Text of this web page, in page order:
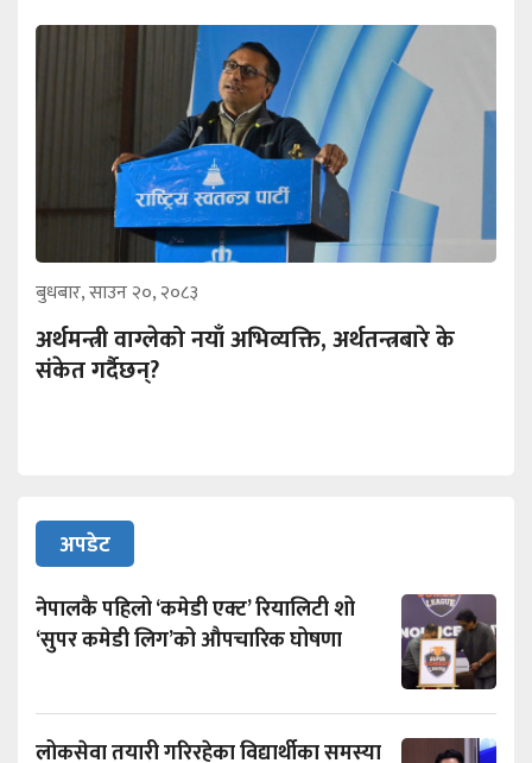
बुधबार, साउन २०, २०८३
अर्थमन्त्री वाग्लेको नयाँ अभिव्यक्ति, अर्थतन्त्रबारे के
संकेत गर्दैछन्?
अपडेट
नेपालकै पहिलो ‘कमेडी एक्ट’ रियालिटी शो
‘सुपर कमेडी लिग’को औपचारिक घोषणा
लोकसेवा तयारी गरिरहेका विद्यार्थीका समस्या